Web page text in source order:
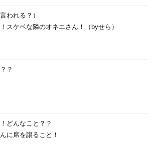
われる？）
スケベな隣のオネエさん！（byせら）
？
どんなこと？？
に席を譲ること！